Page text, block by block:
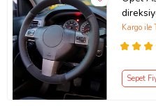
yüzüklü
Kargo ile
Sepet